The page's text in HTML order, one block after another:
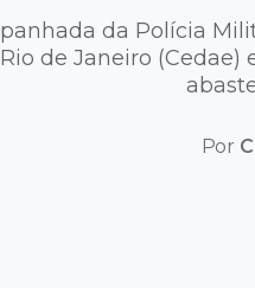
da Polícia
Rio de Janeiro (Cedae)
Por